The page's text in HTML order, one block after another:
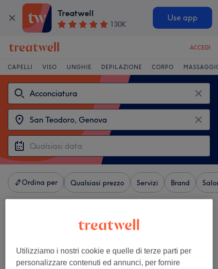
Treatwell
130K
Use app
ACCEDI
CAPELLI VISO UNGHIE DEPILAZIONE CORPO
Ordina per Qualsiasi prezzo Servizi Brand
Utilizziamo i nostri cookie e quelle di terze parti per
personalizzare contenuti ed annunci, per fornire